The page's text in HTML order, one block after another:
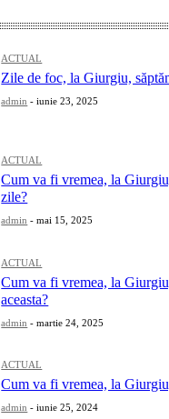
ACTUAL
Zile de foc, la Giurgiu,
admin - iunie 23, 2025
ACTUAL
Cum va fi vremea, la
zile?
admin - mai 15, 2025
ACTUAL
Cum va fi vremea, la
aceasta?
admin - martie 24, 2025
ACTUAL
Cum va fi vremea, la
admin - iunie 25, 2024